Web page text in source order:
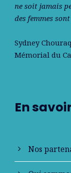
ne soit jamais
des femmes
Sydney
Mémorial du
En
Nos